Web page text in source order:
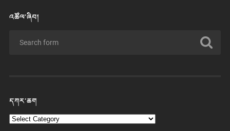
འཚོལ་ཞིབ།
དཀར་ཆག